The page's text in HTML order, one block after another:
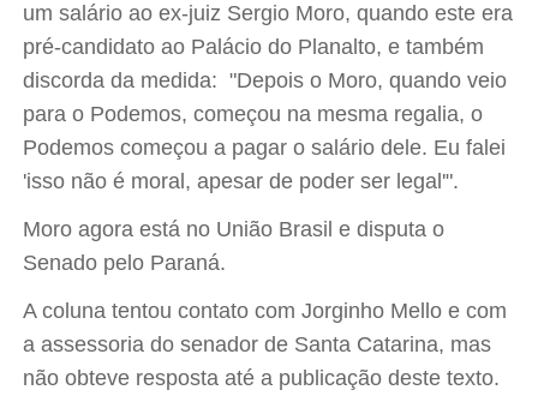
um salário ao ex-juiz Sergio Moro, quando este era
pré-candidato ao Palácio do Planalto, e também
discorda da medida: "Depois o Moro, quando veio
para o Podemos, começou na mesma regalia, o
Podemos começou a pagar o salário dele. Eu falei
'isso não é moral, apesar de poder ser legal'".
Moro agora está no União Brasil e disputa o
Senado pelo Paraná.
A coluna tentou contato com Jorginho Mello e com
a assessoria do senador de Santa Catarina, mas
não obteve resposta até a publicação deste texto.